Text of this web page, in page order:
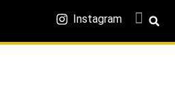
Instagram